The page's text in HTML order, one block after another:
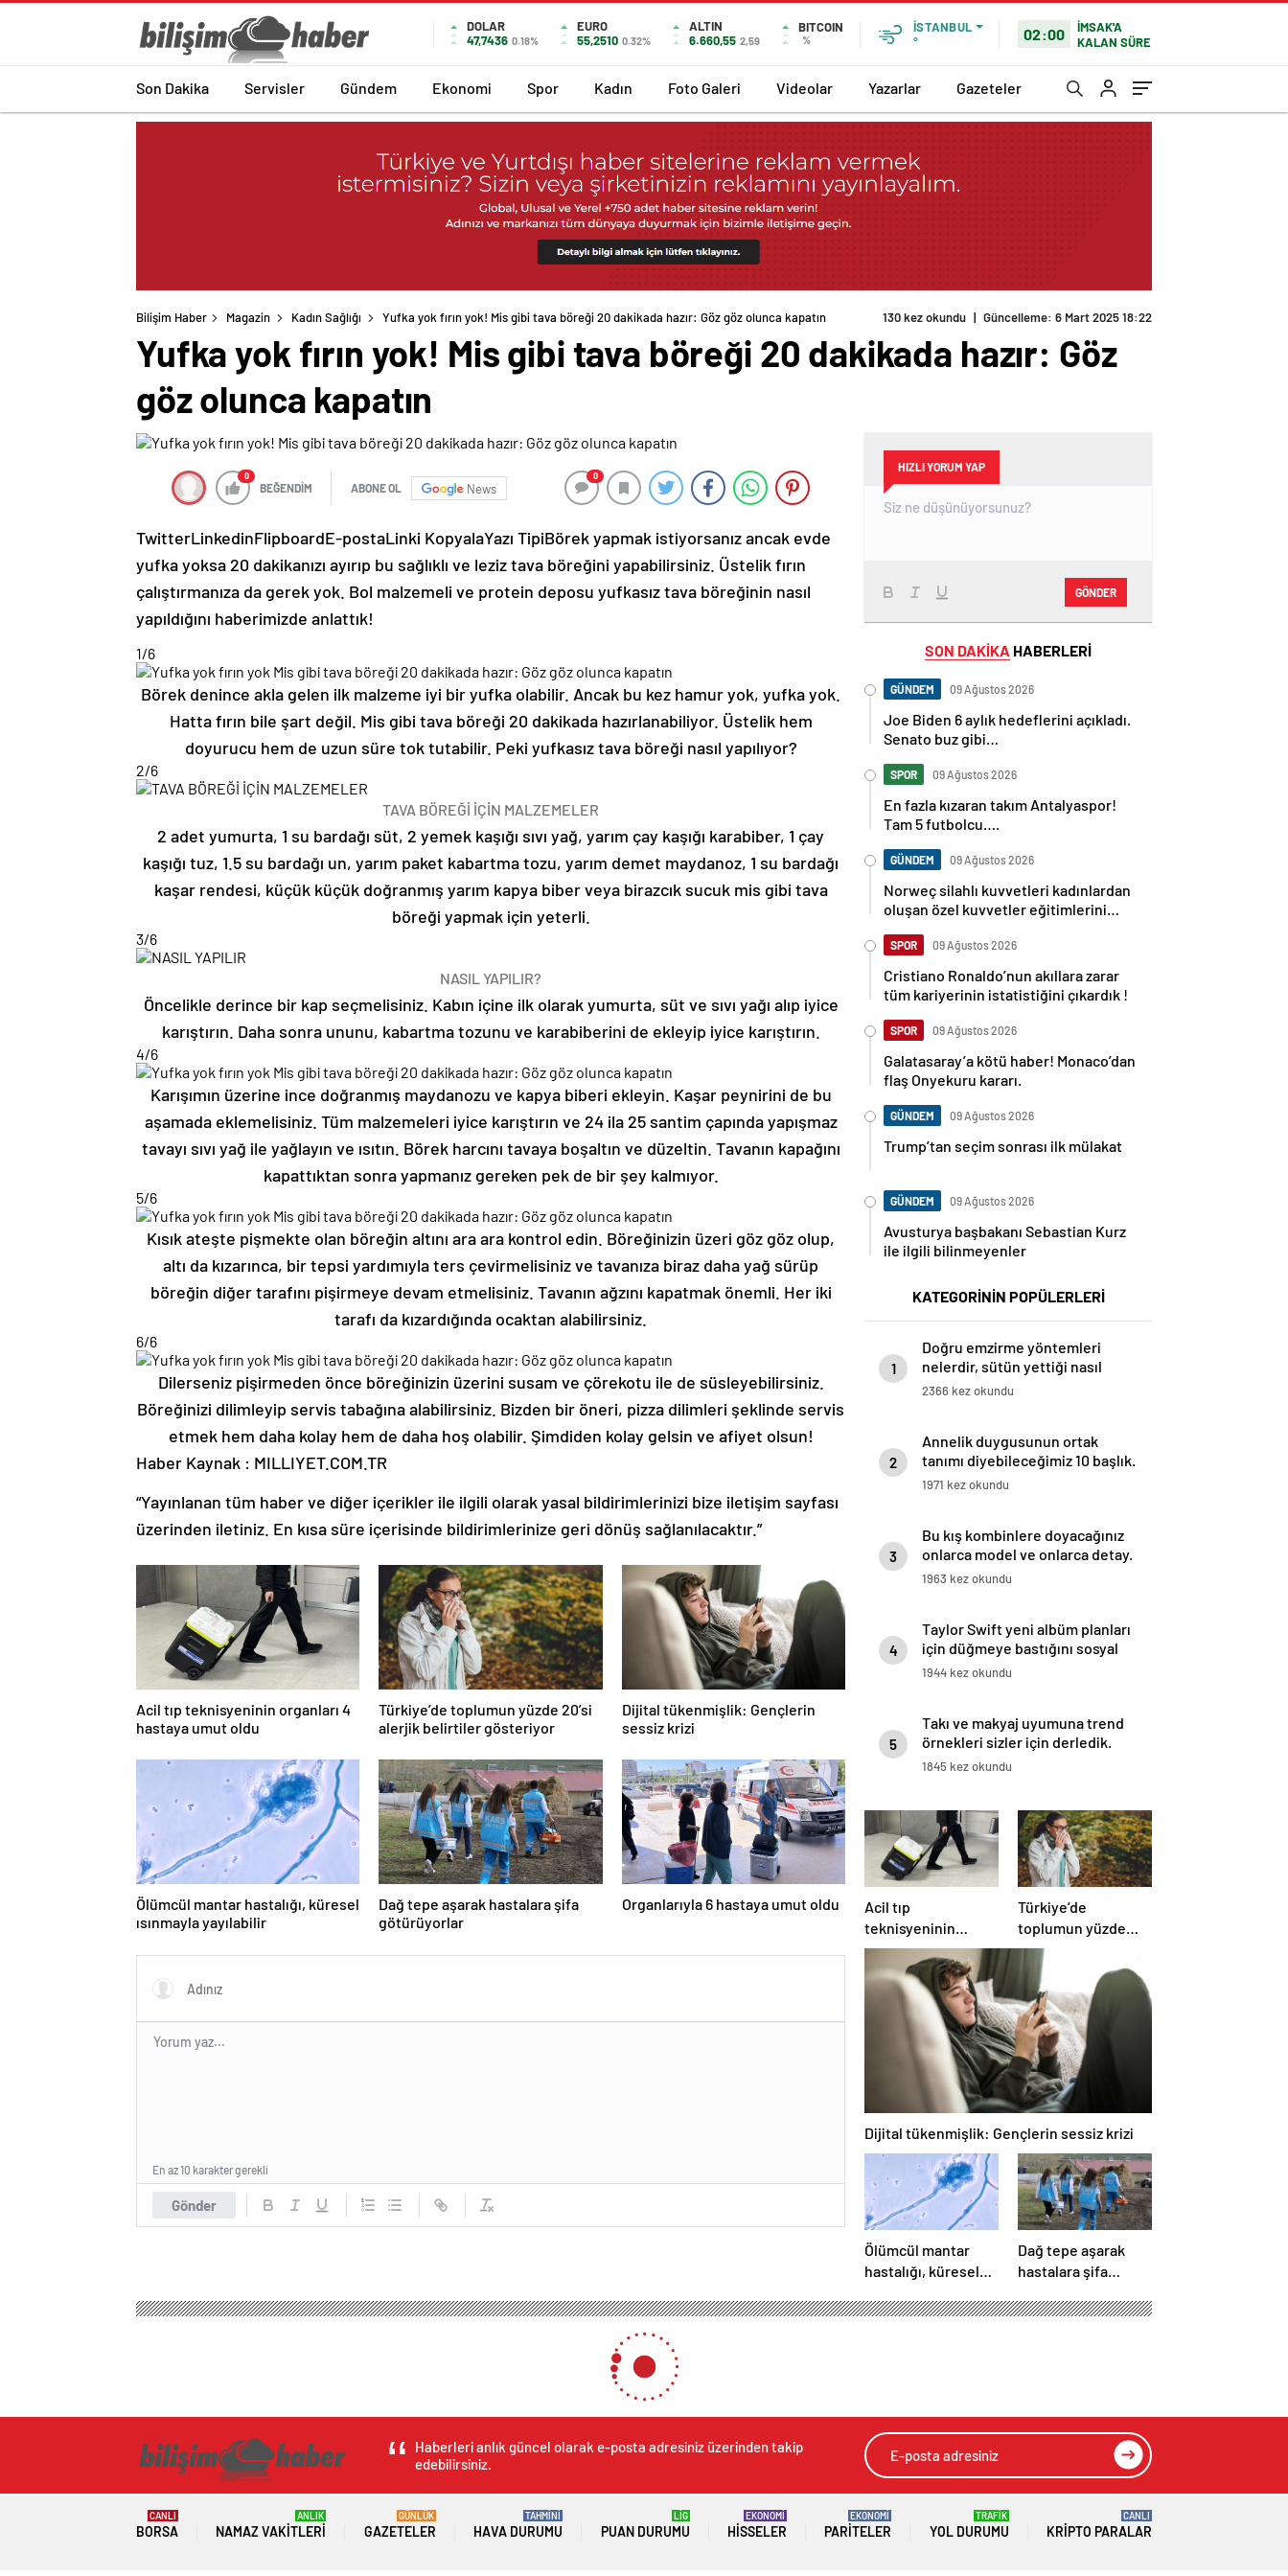
DOLAR
47,7436 0.18%
EURO
55,2510 0.32%
ALTIN
6.660,55 2,59
BITCOIN
%
İSTANBUL
°
02:00
İMSAK'A
KALAN SÜRE
Son Dakika Servisler Gündem Ekonomi Spor Kadın Foto Galeri Videolar Yazarlar Gazeteler
Bilişim Haber Magazin Kadın Sağlığı Yufka yok fırın yok! Mis gibi tava böreği 20 dakikada hazır: Göz göz olunca kapatın 130 kez okundu | Güncelleme: 6 Mart 2025 18:22
Yufka yok fırın yok! Mis gibi tava böreği 20 dakikada hazır: Göz
göz olunca kapatın
0
BEĞENDİM ABONE OL News
0
TwitterLinkedinFlipboardE-postaLinki KopyalaYazı TipiBörek yapmak istiyorsanız ancak evde
yufka yoksa 20 dakikanızı ayırıp bu sağlıklı ve leziz tava böreğini yapabilirsiniz. Üstelik fırın
çalıştırmanıza da gerek yok. Bol malzemeli ve protein deposu yufkasız tava böreğinin nasıl
yapıldığını haberimizde anlattık!
1/6
Börek denince akla gelen ilk malzeme iyi bir yufka olabilir. Ancak bu kez hamur yok, yufka yok.
Hatta fırın bile şart değil. Mis gibi tava böreği 20 dakikada hazırlanabiliyor. Üstelik hem
doyurucu hem de uzun süre tok tutabilir. Peki yufkasız tava böreği nasıl yapılıyor?
2/6
TAVA BÖREĞİ İÇİN MALZEMELER
2 adet yumurta, 1 su bardağı süt, 2 yemek kaşığı sıvı yağ, yarım çay kaşığı karabiber, 1 çay
kaşığı tuz, 1.5 su bardağı un, yarım paket kabartma tozu, yarım demet maydanoz, 1 su bardağı
kaşar rendesi, küçük küçük doğranmış yarım kapya biber veya birazcık sucuk mis gibi tava
böreği yapmak için yeterli.
3/6
NASIL YAPILIR?
Öncelikle derince bir kap seçmelisiniz. Kabın içine ilk olarak yumurta, süt ve sıvı yağı alıp iyice
karıştırın. Daha sonra ununu, kabartma tozunu ve karabiberini de ekleyip iyice karıştırın.
4/6
Karışımın üzerine ince doğranmış maydanozu ve kapya biberi ekleyin. Kaşar peynirini de bu
aşamada eklemelisiniz. Tüm malzemeleri iyice karıştırın ve 24 ila 25 santim çapında yapışmaz
tavayı sıvı yağ ile yağlayın ve ısıtın. Börek harcını tavaya boşaltın ve düzeltin. Tavanın kapağını
kapattıktan sonra yapmanız gereken pek de bir şey kalmıyor.
5/6
Kısık ateşte pişmekte olan böreğin altını ara ara kontrol edin. Böreğinizin üzeri göz göz olup,
altı da kızarınca, bir tepsi yardımıyla ters çevirmelisiniz ve tavanıza biraz daha yağ sürüp
böreğin diğer tarafını pişirmeye devam etmelisiniz. Tavanın ağzını kapatmak önemli. Her iki
tarafı da kızardığında ocaktan alabilirsiniz.
6/6
Dilerseniz pişirmeden önce böreğinizin üzerini susam ve çörekotu ile de süsleyebilirsiniz.
Böreğinizi dilimleyip servis tabağına alabilirsiniz. Bizden bir öneri, pizza dilimleri şeklinde servis
etmek hem daha kolay hem de daha hoş olabilir. Şimdiden kolay gelsin ve afiyet olsun!
Haber Kaynak : MILLIYET.COM.TR
“Yayınlanan tüm haber ve diğer içerikler ile ilgili olarak yasal bildirimlerinizi bize iletişim sayfası
üzerinden iletiniz. En kısa süre içerisinde bildirimlerinize geri dönüş sağlanılacaktır.”
Acil tıp teknisyeninin organları 4
hastaya umut oldu
Türkiye’de toplumun yüzde 20’si
alerjik belirtiler gösteriyor
Dijital tükenmişlik: Gençlerin
sessiz krizi
Ölümcül mantar hastalığı, küresel
ısınmayla yayılabilir
Dağ tepe aşarak hastalara şifa
götürüyorlar
Organlarıyla 6 hastaya umut oldu
Gönder
En az 10 karakter gerekli
HIZLI YORUM YAP
GÖNDER
SON DAKİKA HABERLERİ
GÜNDEM 09 Ağustos 2026
Joe Biden 6 aylık hedeflerini açıkladı.
Senato buz gibi…
SPOR 09 Ağustos 2026
En fazla kızaran takım Antalyaspor!
Tam 5 futbolcu….
GÜNDEM 09 Ağustos 2026
Norweç silahlı kuvvetleri kadınlardan
oluşan özel kuvvetler eğitimlerini
SPOR 09 Ağustos 2026
Cristiano Ronaldo’nun akıllara zarar
tüm kariyerinin istatistiğini çıkardık !
SPOR 09 Ağustos 2026
Galatasaray’a kötü haber! Monaco’dan
flaş Onyekuru kararı.
GÜNDEM 09 Ağustos 2026
Trump’tan seçim sonrası ilk mülakat
GÜNDEM 09 Ağustos 2026
Avusturya başbakanı Sebastian Kurz
ile ilgili bilinmeyenler
KATEGORİNİN POPÜLERLERİ
1
Doğru emzirme yöntemleri
nelerdir, sütün yettiği nasıl
anlaşılır?
2366 kez okundu
2
Annelik duygusunun ortak
tanımı diyebileceğimiz 10 başlık.
1971 kez okundu
3
Bu kış kombinlere doyacağınız
onlarca model ve onlarca detay.
1963 kez okundu
4
Taylor Swift yeni albüm planları
için düğmeye bastığını sosyal
medyadan duyurdu!
1944 kez okundu
5
Takı ve makyaj uyumuna trend
örnekleri sizler için derledik.
1845 kez okundu
Acil tıp
teknisyeninin
organları 4 hastaya
umut oldu
Türkiye’de
toplumun yüzde
20’si alerjik
belirtiler gösteriyor
Dijital tükenmişlik: Gençlerin sessiz krizi
Ölümcül mantar
hastalığı, küresel
Dağ tepe aşarak
hastalara şifa
Haberleri anlık güncel olarak e-posta adresiniz üzerinden takip
edebilirsiniz.
BORSA
CANLI
NAMAZ VAKITLERI
ANLIK
GAZETELER
GÜNLÜK
HAVA DURUMU
TAHMİNİ
PUAN DURUMU
LİG
HISSELER
EKONOMİ
PARITELER
EKONOMİ
YOL DURUMU
TRAFİK
KRIPTO PARALAR
CANLI